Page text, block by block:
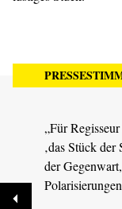
„Für
‚das Stück
der